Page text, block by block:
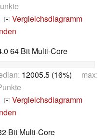
+ Vergleichsdiagramm
64 Bit Multi-Core
12005.5 (16%) max:
+ Vergleichsdiagramm
Bit Multi-Core